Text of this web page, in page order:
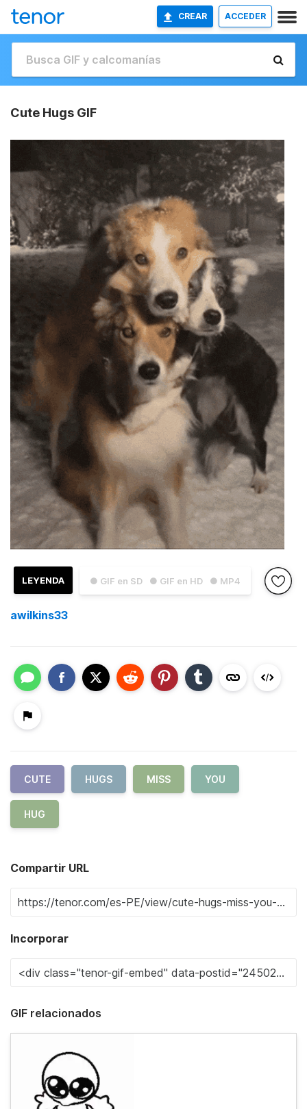
CREAR ACCEDER
Cute Hugs GIF
● GIF en SD ● GIF en HD ● MP4
LEYENDA
awilkins33
CUTE HUGS MISS YOU
HUG
Compartir URL
Incorporar
GIF relacionados